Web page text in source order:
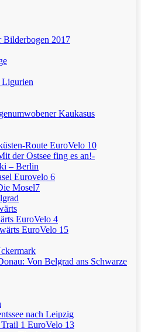
Bilderbogen 2017
Ligurien
Kaukasus
Route EuroVelo 10
der Ostsee fing es an!-
– Berlin
Eurovelo 6
Mosel7
EuroVelo 4
EuroVelo 15
Von Belgrad ans Schwarze
nach Leipzig
1 EuroVelo 13